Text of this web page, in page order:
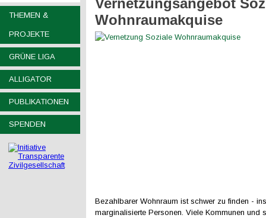
THEMEN &
PROJEKTE
GRÜNE LIGA
ALLIGATOR
PUBLIKATIONEN
SPENDEN
Vernetzungsangebot
Wohnraumakquise
Bezahlbarer Wohnraum ist schwer zu finden -
marginalisierte Personen. Viele Kommunen und